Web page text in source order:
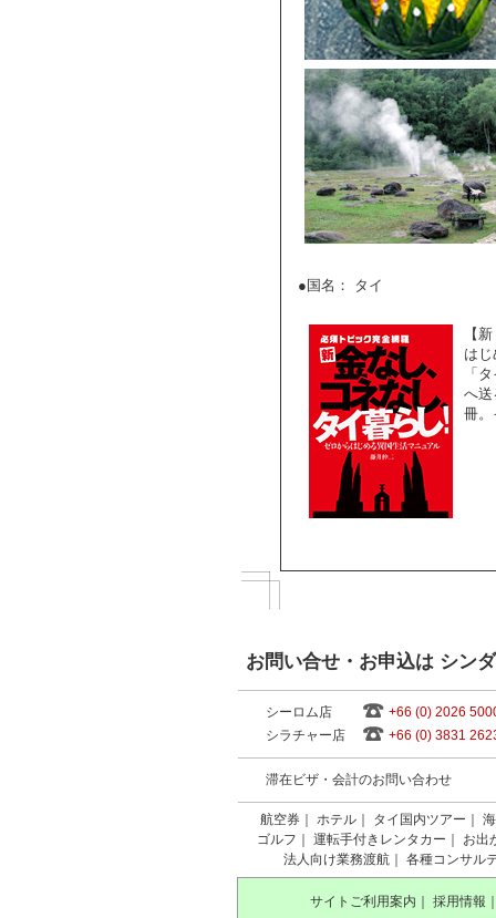
●国名： タイ
【
は
「
へ送
冊。
お問い合せ・お申込は シン
シーロム店
+66 (0) 2026
シラチャー店
+66 (0) 3831
滞在ビザ・会計のお問い合わせ
航空券 ホテル タイ国内ツアー
ゴルフ
運転手付きレンタカー
お出
法人向け業務渡航
各種コンサル
サイトご利用案内 採用情報